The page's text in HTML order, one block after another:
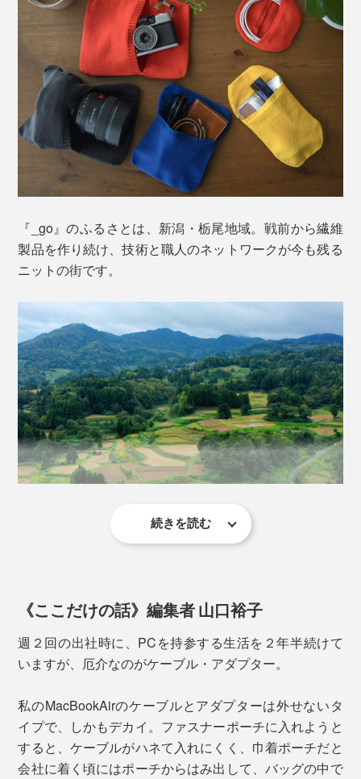
“グイ〜ンと伸びて、ピタッと縮む”というパッキングの
ための機能を最大にすべく、オリジナルで糸から開発。
無縫製の「ホールガーメント」で編み立てることで、こ
れまでにない「パッキングニット」ができあがりまし
た。
荷物を軽く、コンパクトに。さらには目にも楽しく。
『_go』が、あなたのカバンの中の景色をガラッと変え
ます。
写真左が「 長方形タイプ」、右が「厚地長方形タイプ（本品）」
裏を返すと横幅1/3の場所にスリットがあり、長い方に
レンズを入れ、短い方を引っ張ってレンズに被せます。
コンパクトサイズのカメラから一眼レフカメラ、大型レ
ンズ…、大きさも形も違うカメラが約16×19.5cmの長方
形のニットの中にすっぽり。
ストラップをつけたまま収納できて、着脱も簡単。専用
ケースのようにかさばることもありません。
「裸でもつとキズが気になる」「キズからは守りたいけ
どシャッターチャンスを逃したくない！」というカメラ
ユーザーのリクエストが反映されています。
『_go』のふるさとは、新潟・栃尾地域。戦前から繊維
製品を作り続け、技術と職人のネットワークが今も残る
ニットの街です。
その栃尾地域で生まれ育ったプロダクトエンジニアの白
『_go』。
ガジェット大好き、モノを増やしがちで、バッグの中が
いつもごちゃついていたという白倉氏。「ニットの伸縮
いうひらめきからスタート。
続きを読む
《ここだけの話》編集者 山口裕子
週２回の出社時に、PCを持参する生活を２年半続けて
いますが、厄介なのがケーブル・アダプター。
私のMacBookAirのケーブルとアダプターは外せないタ
イプで、しかもデカイ。ファスナーポーチに入れようと
すると、ケーブルがハネて入れにくく、巾着ポーチだと
会社に着く頃にはポーチからはみ出して、バッグの中で